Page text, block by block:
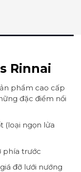
Rinnai
phẩm cao cấp
đặc điểm nổi
(loại ngọn lửa
phía trước
đỡ lưới nướng